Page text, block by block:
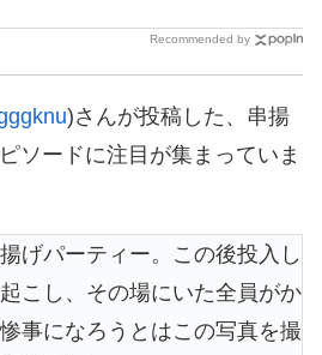
Recommended by
)さんが投稿した、串揚
ソードに注目が集まっていま
げパーティー。この後投入し
こし、その場にいた全員がか
事になろうとはこの写真を撮